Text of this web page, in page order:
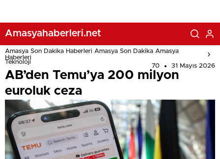
Amasyahaberleri.net
Amasya Son Dakika Haberleri Amasya Son Dakika Amasya
Haberleri
Teknoloji
70 31 Mayıs 2026
AB’den Temu’ya 200 milyon
euroluk ceza